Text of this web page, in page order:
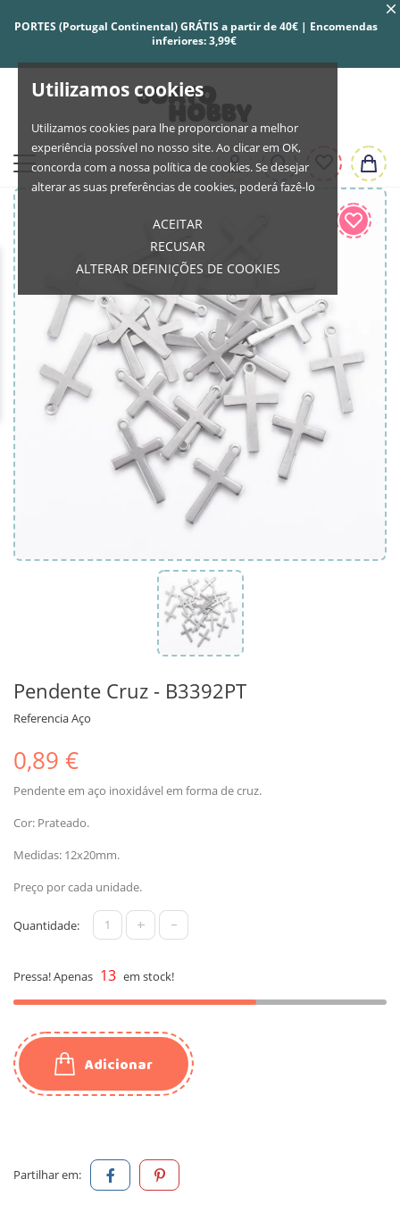
Utilizamos cookies
Utilizamos cookies para lhe proporcionar a melhor
experiência possível no nosso site. Ao clicar em OK,
concorda com a nossa política de cookies. Se desejar
alterar as suas preferências de cookies, poderá fazê-lo
ACEITAR
RECUSAR
ALTERAR DEFINIÇÕES DE COOKIES
PORTES (Portugal Continental) GRÁTIS a partir de 40€ | Encomendas
inferiores: 3,99€
Pendente Cruz - B3392PT
ReferenciaAço
0,89 €
Pendente em aço inoxidável em forma de cruz.
Cor: Prateado.
Medidas: 12x20mm.
Preço por cada unidade.
Quantidade: + -
Pressa! Apenas 13 em stock!
Adicionar
Partilhar em: